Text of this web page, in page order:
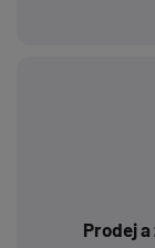
Prodej